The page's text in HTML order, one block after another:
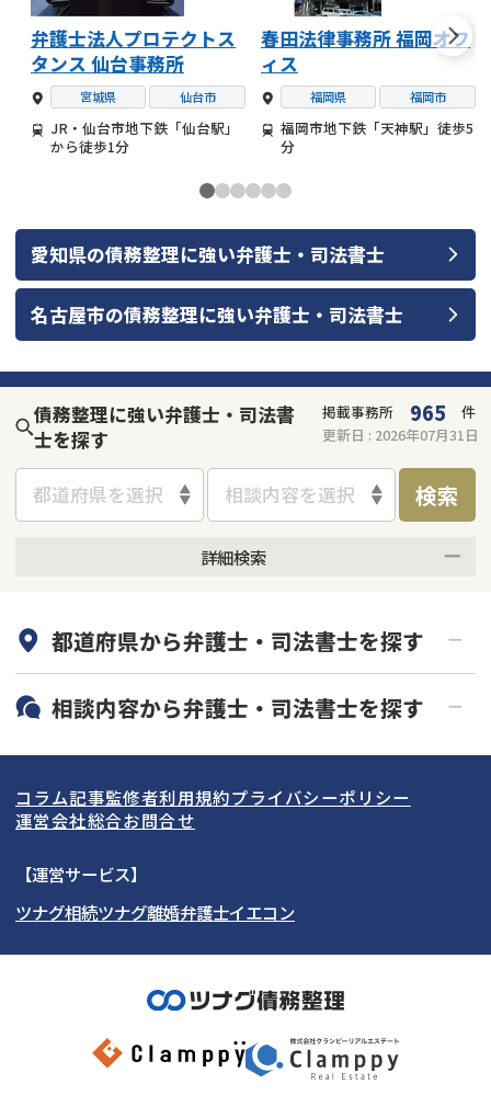
弁護士法人プロテクトス
タンス 仙台事務所
宮城県 仙台市
JR・仙台市地下鉄「仙台駅」
から徒歩1分
春田法律事務所 福岡オフ
ィス
福岡県 福岡市
福岡市地下鉄「天神駅」徒歩5
分
愛知県の債務整理に強い弁護士・司法書士
名古屋市の債務整理に強い弁護士・司法書士
債務整理に強い弁護士・司法書
士を探す
掲載事務所 965
件
更新日 : 2026年07月31日
都道府県を選択 相談内容を選択 検索
詳細検索
初回相談無料
土日祝の相談可能
都道府県から弁護士・司法書士を探す
北海道・東北
北海道 青森県
岩手県 宮城県
秋田県
福島県
関東
東京都 神奈川県
埼玉県
茨城県 群馬県
東海
愛知県
岐阜県 山梨県
関西
大阪府 京都府
奈良県
和歌山県
北陸・甲信越
石川県
富山県
岡山県
九州・沖縄
相談内容から弁護士・司法書士を探す
任意整理
個人再生
会社破産・法人破産
消費者金融・サラ金
カードローン・クレジッ
ト会社
奨学金
コラム記事監修者利用規約プライバシーポリシー
運営会社総合お問合せ
【運営サービス】
ツナグ相続ツナグ離婚弁護士イエコン